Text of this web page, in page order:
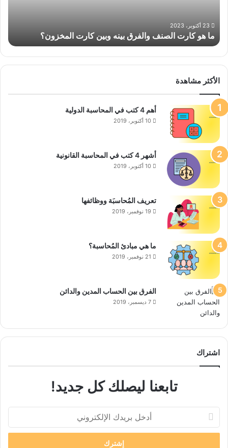
بينه وبين كارت المخزون؟ ما هي الضريبة الانتقائية
الأكثر مشاهدة
أهم 4 كتب في المحاسبة الدولية
10 أكتوبر، 2019
أشهر 4 كتب في المحاسبة القانونية
10 أكتوبر، 2019
تعريف المُحاسبَة ووظائفها
19 نوفمبر، 2019
ما هي مبادئ المُحاسبة؟
21 نوفمبر، 2019
الفرق بين الحساب المدين والدائن
7 ديسمبر، 2019
اشتراك
تابعنا ليصلك كل جديد!
بريدك
الإلكتروني